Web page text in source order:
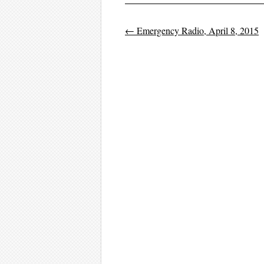
Post
← Emergency Radio, April 8, 2015